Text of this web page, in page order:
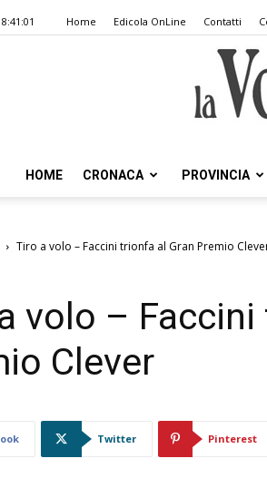
Home Edicola OnLine Contatti
HOME CRONACA PROVINCIA
Tiro a volo – Faccini trionfa al Gran Premio
volo –
Clever
Twitter Pinterest